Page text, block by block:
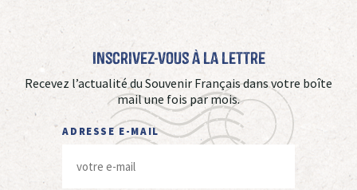
Inscrivez-vous à La Lettre
Recevez l’actualité du Souvenir Français dans votre boîte
mail une fois par mois.
ADRESSE E-MAIL